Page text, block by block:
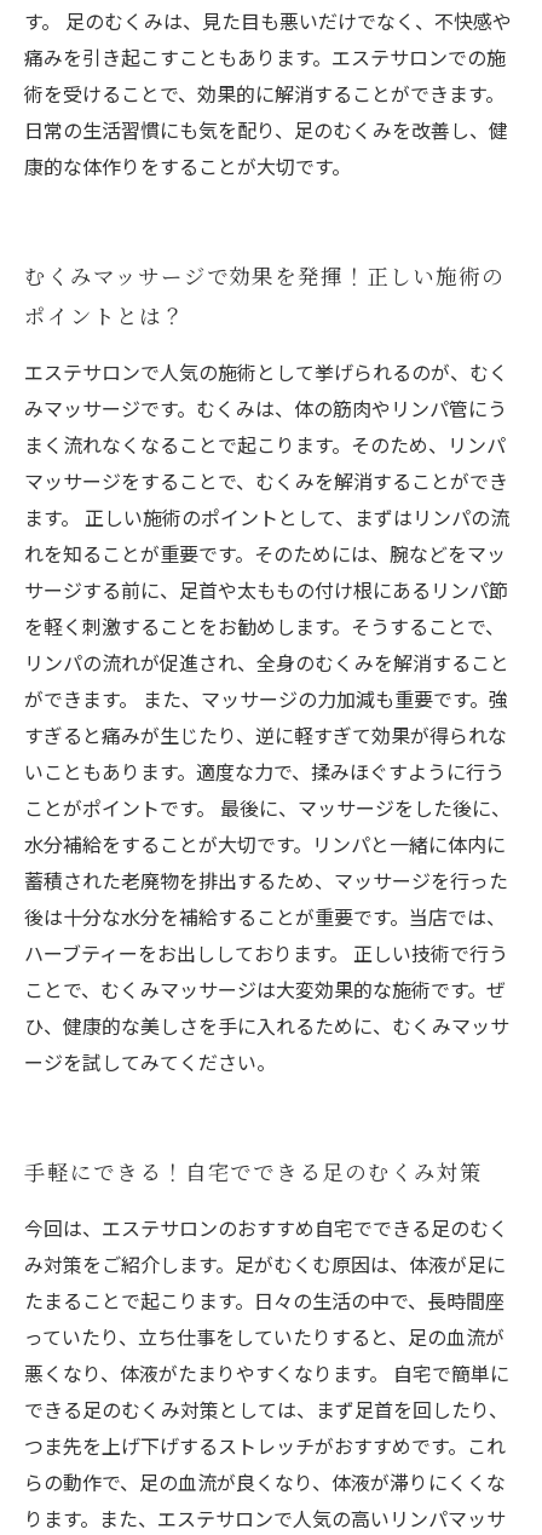
す。 足のむくみは、見た目も悪いだけでなく、不快感や
痛みを引き起こすこともあります。エステサロンでの施
術を受けることで、効果的に解消することができます。
日常の生活習慣にも気を配り、足のむくみを改善し、健
康的な体作りをすることが大切です。
むくみマッサージで効果を発揮！正しい施術の
ポイントとは？
エステサロンで人気の施術として挙げられるのが、むく
みマッサージです。むくみは、体の筋肉やリンパ管にう
まく流れなくなることで起こります。そのため、リンパ
マッサージをすることで、むくみを解消することができ
ます。 正しい施術のポイントとして、まずはリンパの流
れを知ることが重要です。そのためには、腕などをマッ
サージする前に、足首や太ももの付け根にあるリンパ節
を軽く刺激することをお勧めします。そうすることで、
リンパの流れが促進され、全身のむくみを解消すること
ができます。 また、マッサージの力加減も重要です。強
すぎると痛みが生じたり、逆に軽すぎて効果が得られな
いこともあります。適度な力で、揉みほぐすように行う
ことがポイントです。 最後に、マッサージをした後に、
水分補給をすることが大切です。リンパと一緒に体内に
蓄積された老廃物を排出するため、マッサージを行った
後は十分な水分を補給することが重要です。当店では、
ハーブティーをお出ししております。 正しい技術で行う
ことで、むくみマッサージは大変効果的な施術です。ぜ
ひ、健康的な美しさを手に入れるために、むくみマッサ
ージを試してみてください。
手軽にできる！自宅でできる足のむくみ対策
今回は、エステサロンのおすすめ自宅でできる足のむく
み対策をご紹介します。足がむくむ原因は、体液が足に
たまることで起こります。日々の生活の中で、長時間座
っていたり、立ち仕事をしていたりすると、足の血流が
悪くなり、体液がたまりやすくなります。 自宅で簡単に
できる足のむくみ対策としては、まず足首を回したり、
つま先を上げ下げするストレッチがおすすめです。これ
らの動作で、足の血流が良くなり、体液が滞りにくくな
ります。また、エステサロンで人気の高いリンパマッサ